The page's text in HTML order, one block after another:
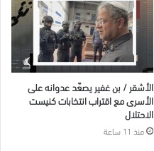
الأشقر / بن غفير يصعّد عدوانه على
الأسرى مع اقتراب انتخابات كنيست
الاحتلال
منذ 11 ساعة